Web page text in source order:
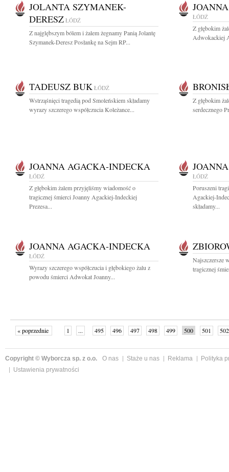
JOLANTA SZYMANEK-
DERESZ ŁÓDŹ
Z najglębszym bólem i żalem żegnamy Panią Jolantę
Szymanek-Deresz Posłankę na Sejm RP...
ŁÓDŹ
Z głębokim
Adwokackiej
TADEUSZ BUK ŁÓDŹ
Wstrząśnięci tragedią pod Smoleńskiem składamy
wyrazy szczerego współczucia Koleżance...
Z głębokim
serdecznego
JOANNA AGACKA-INDECKA
ŁÓDŹ
Z głębokim żalem przyjęliśmy wiadomość o
tragicznej śmierci Joanny Agackiej-Indeckiej
Prezesa...
ŁÓDŹ
Poruszeni
Agackiej-
składamy...
JOANNA AGACKA-INDECKA
ŁÓDŹ
Wyrazy szczerego współczucia i głębokiego żalu z
powodu śmierci Adwokat Joanny...
Najszczersze
tragicznej
« poprzednie 1 ... 495 496 497 498 499 500 501
502
Copyright © Wyborcza sp. z o.o. O nas Staże u nas Reklama
Polityka
Ustawienia prywatności